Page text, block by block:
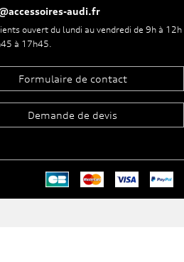
audi.fr
ouvert du lundi au vendredi de 9h à 12h
à 17h45.
Formulaire de contact
Demande de devis